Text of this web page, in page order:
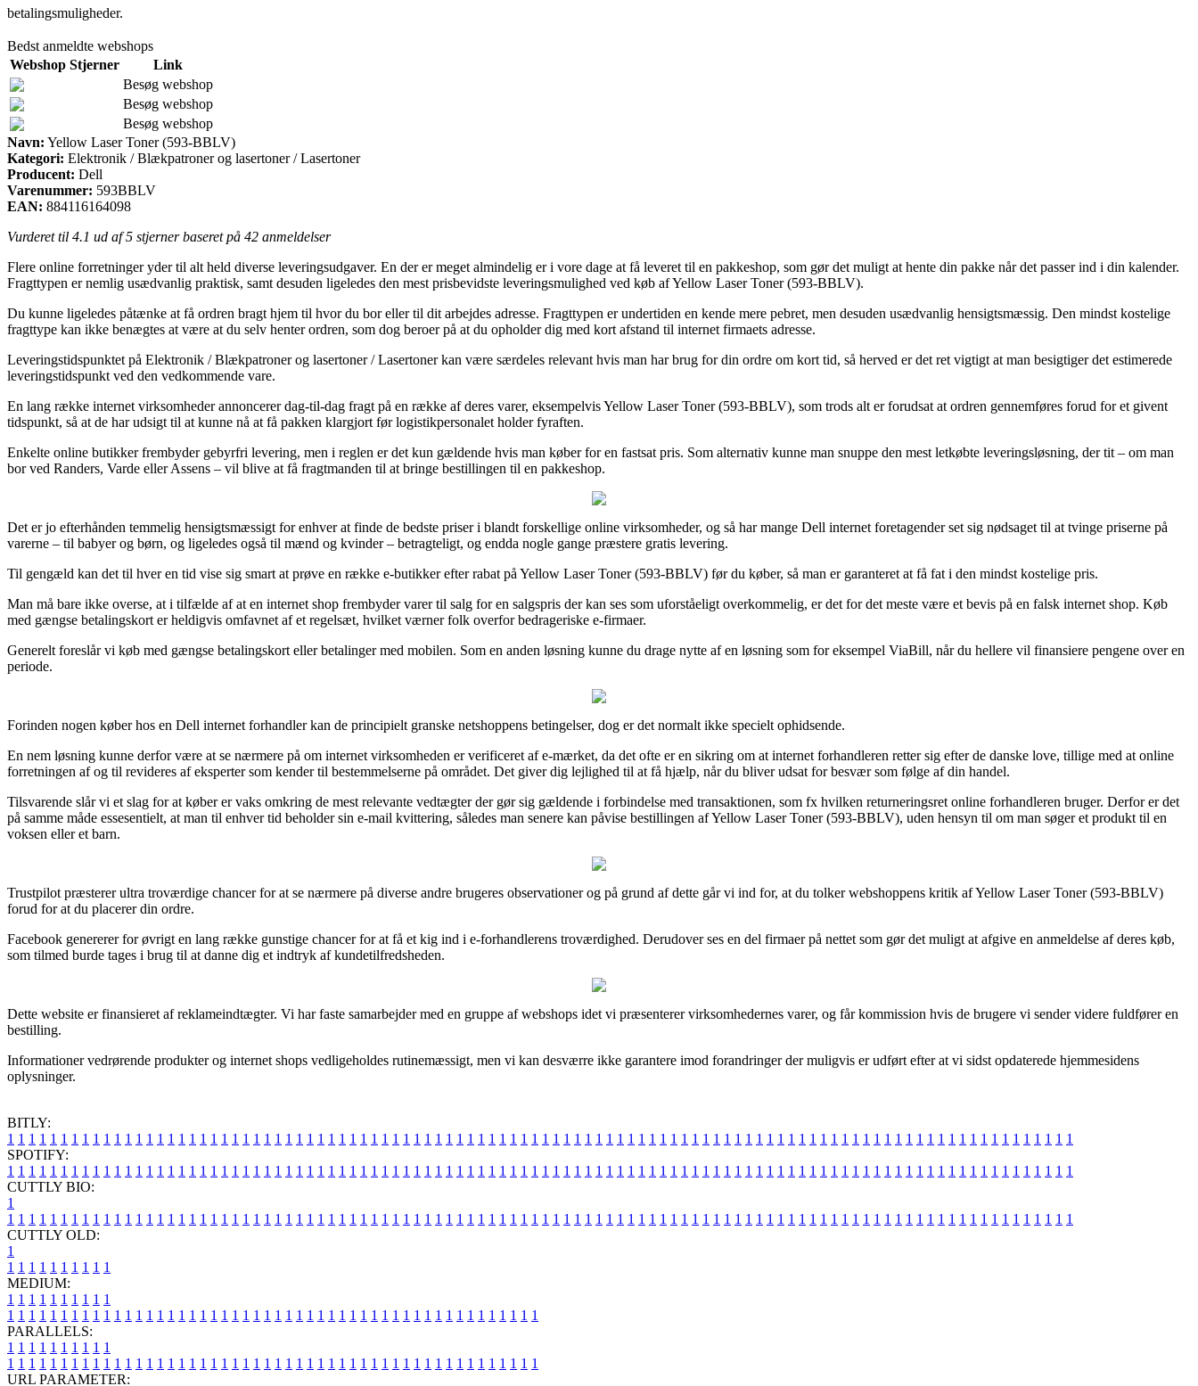
betalingsmuligheder.
Bedst anmeldte webshops
Webshop Stjerner
Link
Besøg webshop
Besøg webshop
Besøg webshop
Navn: Yellow Laser Toner (593-BBLV)
Kategori: Elektronik / Blækpatroner og lasertoner / Lasertoner
Producent: Dell
Varenummer: 593BBLV
EAN: 884116164098
Vurderet til 4.1 ud af 5 stjerner baseret på 42 anmeldelser
Flere online forretninger yder til alt held diverse leveringsudgaver. En der er meget almindelig er i vore dage at få leveret til en pakkeshop, som gør det muligt at hente din pakke når det passer ind i din kalender.
Fragttypen er nemlig usædvanlig praktisk, samt desuden ligeledes den mest prisbevidste leveringsmulighed ved køb af Yellow Laser Toner (593-BBLV).
Du kunne ligeledes påtænke at få ordren bragt hjem til hvor du bor eller til dit arbejdes adresse. Fragttypen er undertiden en kende mere pebret, men desuden usædvanlig hensigtsmæssig. Den mindst kostelige
fragttype kan ikke benægtes at være at du selv henter ordren, som dog beroer på at du opholder dig med kort afstand til internet firmaets adresse.
Leveringstidspunktet på Elektronik / Blækpatroner og lasertoner / Lasertoner kan være særdeles relevant hvis man har brug for din ordre om kort tid, så herved er det ret vigtigt at man besigtiger det estimerede
leveringstidspunkt ved den vedkommende vare.
En lang række internet virksomheder annoncerer dag-til-dag fragt på en række af deres varer, eksempelvis Yellow Laser Toner (593-BBLV), som trods alt er forudsat at ordren gennemføres forud for et givent
tidspunkt, så at de har udsigt til at kunne nå at få pakken klargjort før logistikpersonalet holder fyraften.
Enkelte online butikker frembyder gebyrfri levering, men i reglen er det kun gældende hvis man køber for en fastsat pris. Som alternativ kunne man snuppe den mest letkøbte leveringsløsning, der tit – om man
bor ved Randers, Varde eller Assens – vil blive at få fragtmanden til at bringe bestillingen til en pakkeshop.
Det er jo efterhånden temmelig hensigtsmæssigt for enhver at finde de bedste priser i blandt forskellige online virksomheder, og så har mange Dell internet foretagender set sig nødsaget til at tvinge priserne på
varerne – til babyer og børn, og ligeledes også til mænd og kvinder – betragteligt, og endda nogle gange præstere gratis levering.
Til gengæld kan det til hver en tid vise sig smart at prøve en række e-butikker efter rabat på Yellow Laser Toner (593-BBLV) før du køber, så man er garanteret at få fat i den mindst kostelige pris.
Man må bare ikke overse, at i tilfælde af at en internet shop frembyder varer til salg for en salgspris der kan ses som uforståeligt overkommelig, er det for det meste være et bevis på en falsk internet shop. Køb
med gængse betalingskort er heldigvis omfavnet af et regelsæt, hvilket værner folk overfor bedrageriske e-firmaer.
Generelt foreslår vi køb med gængse betalingskort eller betalinger med mobilen. Som en anden løsning kunne du drage nytte af en løsning som for eksempel ViaBill, når du hellere vil finansiere pengene over en
periode.
Forinden nogen køber hos en Dell internet forhandler kan de principielt granske netshoppens betingelser, dog er det normalt ikke specielt ophidsende.
En nem løsning kunne derfor være at se nærmere på om internet virksomheden er verificeret af e-mærket, da det ofte er en sikring om at internet forhandleren retter sig efter de danske love, tillige med at online
forretningen af og til revideres af eksperter som kender til bestemmelserne på området. Det giver dig lejlighed til at få hjælp, når du bliver udsat for besvær som følge af din handel.
Tilsvarende slår vi et slag for at køber er vaks omkring de mest relevante vedtægter der gør sig gældende i forbindelse med transaktionen, som fx hvilken returneringsret online forhandleren bruger. Derfor er det
på samme måde essesentielt, at man til enhver tid beholder sin e-mail kvittering, således man senere kan påvise bestillingen af Yellow Laser Toner (593-BBLV), uden hensyn til om man søger et produkt til en
voksen eller et barn.
Trustpilot præsterer ultra troværdige chancer for at se nærmere på diverse andre brugeres observationer og på grund af dette går vi ind for, at du tolker webshoppens kritik af Yellow Laser Toner (593-BBLV)
forud for at du placerer din ordre.
Facebook genererer for øvrigt en lang række gunstige chancer for at få et kig ind i e-forhandlerens troværdighed. Derudover ses en del firmaer på nettet som gør det muligt at afgive en anmeldelse af deres køb,
som tilmed burde tages i brug til at danne dig et indtryk af kundetilfredsheden.
Dette website er finansieret af reklameindtægter. Vi har faste samarbejder med en gruppe af webshops idet vi præsenterer virksomhedernes varer, og får kommission hvis de brugere vi sender videre fuldfører en
bestilling.
Informationer vedrørende produkter og internet shops vedligeholdes rutinemæssigt, men vi kan desværre ikke garantere imod forandringer der muligvis er udført efter at vi sidst opdaterede hjemmesidens
oplysninger.
BITLY:
1 1 1 1 1 1 1 1 1 1 1 1 1 1 1 1 1 1 1 1 1 1 1 1 1 1 1 1 1 1 1 1 1 1 1 1 1 1 1 1 1 1 1 1 1 1 1 1 1 1 1 1 1 1 1 1 1 1 1 1 1 1 1 1 1 1 1 1 1 1 1 1 1 1 1 1 1 1 1 1 1 1 1 1 1 1 1 1 1 1 1 1 1 1 1 1 1 1 1 1
SPOTIFY:
1 1 1 1 1 1 1 1 1 1 1 1 1 1 1 1 1 1 1 1 1 1 1 1 1 1 1 1 1 1 1 1 1 1 1 1 1 1 1 1 1 1 1 1 1 1 1 1 1 1 1 1 1 1 1 1 1 1 1 1 1 1 1 1 1 1 1 1 1 1 1 1 1 1 1 1 1 1 1 1 1 1 1 1 1 1 1 1 1 1 1 1 1 1 1 1 1 1 1 1
CUTTLY BIO:
1
1 1 1 1 1 1 1 1 1 1 1 1 1 1 1 1 1 1 1 1 1 1 1 1 1 1 1 1 1 1 1 1 1 1 1 1 1 1 1 1 1 1 1 1 1 1 1 1 1 1 1 1 1 1 1 1 1 1 1 1 1 1 1 1 1 1 1 1 1 1 1 1 1 1 1 1 1 1 1 1 1 1 1 1 1 1 1 1 1 1 1 1 1 1 1 1 1 1 1 1
CUTTLY OLD:
1
1 1 1 1 1 1 1 1 1 1
MEDIUM:
1 1 1 1 1 1 1 1 1 1
1 1 1 1 1 1 1 1 1 1 1 1 1 1 1 1 1 1 1 1 1 1 1 1 1 1 1 1 1 1 1 1 1 1 1 1 1 1 1 1 1 1 1 1 1 1 1 1 1 1
PARALLELS:
1 1 1 1 1 1 1 1 1 1
1 1 1 1 1 1 1 1 1 1 1 1 1 1 1 1 1 1 1 1 1 1 1 1 1 1 1 1 1 1 1 1 1 1 1 1 1 1 1 1 1 1 1 1 1 1 1 1 1 1
URL PARAMETER: